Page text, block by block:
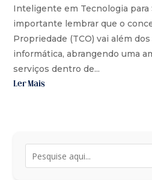
Inteligente em Tecnologia
importante lembrar que o
Propriedade (TCO) vai além
informática, abrangendo uma
serviços dentro de...
Ler Mais